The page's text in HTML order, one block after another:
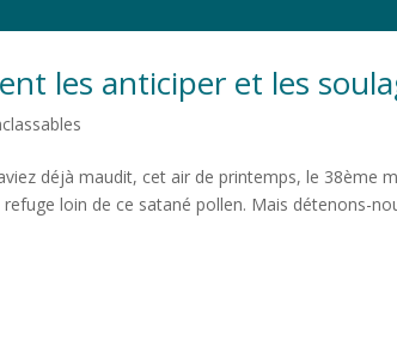
les anticiper et les
déjà maudit, cet air de printemps, le 38ème
loin de ce satané pollen. Mais détenons-